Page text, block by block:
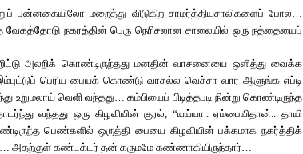
புன்னகையிலோ மறைத்து விடுகிற சாமர்த்தியசாலிகளைப் போல…
வேகத்தோடு நகரத்தின் பெரு நெரிசலான சாலையில் ஒரு நத்தையைப்
அலறிக் கொண்டிருந்தது மனதின் வாசனையை ஒளித்து வைக்க
பெரிய பையக் கொண்டு வாசல்ல வெச்சா வார ஆளுங்க எப்டி
வெளி வந்தது… கம்பியைப் பிடித்தபடி நின்று கொண்டிருந்த
வந்தது ஒரு கிழவியின் குரல், “யய்யா.. ஏம்பையிதான்.. தாயி
பெண்களில் ஒருத்தி பையை கிழவியின் பக்கமாக நகர்த்திக்
அதற்குள் கண்டக்டர் தன் கருமமே கண்ணாகியிருந்தார்…